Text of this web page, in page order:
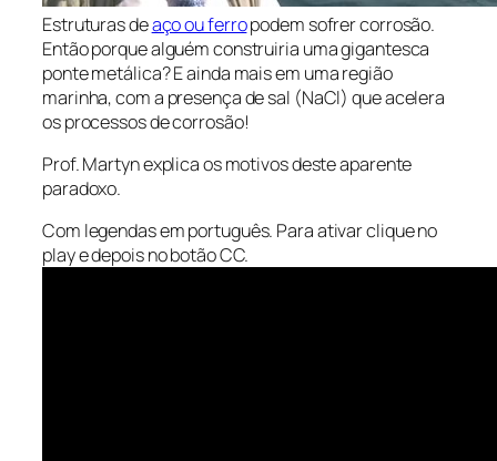
Estruturas deaço ou ferropodem sofrer corrosão.
Então porque alguém construiria uma gigantesca
ponte metálica? E ainda mais em uma região
marinha, com a presença de sal (NaCl) que acelera
os processos de corrosão!
Prof. Martyn explica os motivos deste aparente
paradoxo.
Com legendas em português. Para ativar clique no
play e depois no botão CC.